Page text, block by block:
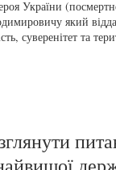
України
який
суверенітет та